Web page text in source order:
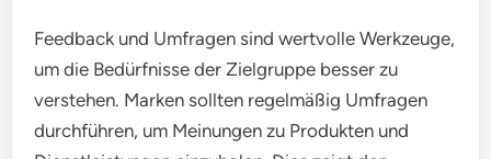
Feedback und Umfragen sind wertvolle Werkzeuge,
um die Bedürfnisse der Zielgruppe besser zu
verstehen. Marken sollten regelmäßig Umfragen
durchführen, um Meinungen zu Produkten und